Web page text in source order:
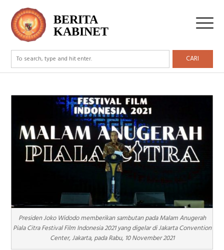
BERITA
KABINET
CARI
Presiden Joko Widodo memberikan sambutan pada Malam Anugerah
Piala Citra Festival Film Indonesia 2021 yang digelar di Jakarta Convention
Center, Jakarta, pada Rabu, 10 November 2021